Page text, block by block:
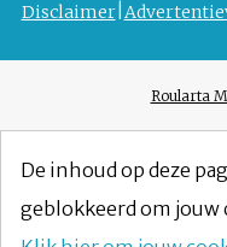
Disclaimer
Roularta
De inhoud op deze
geblokkeerd om jouw